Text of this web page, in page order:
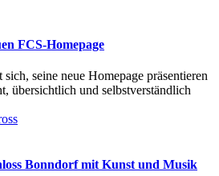
FCS-Homepage
seine neue Homepage präsentieren
übersichtlich und selbstverständlich
Bonndorf mit Kunst und Musik